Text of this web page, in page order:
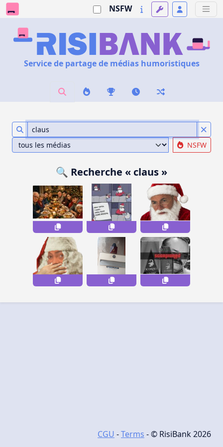
NSFW
Service de partage de médias humoristiques
NSFW
🔍 Recherche « claus »
CGU -Terms - © RisiBank 2026